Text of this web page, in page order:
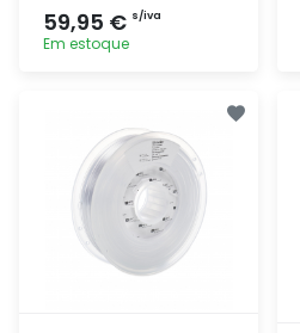
59,95 € s/iva
Em estoque